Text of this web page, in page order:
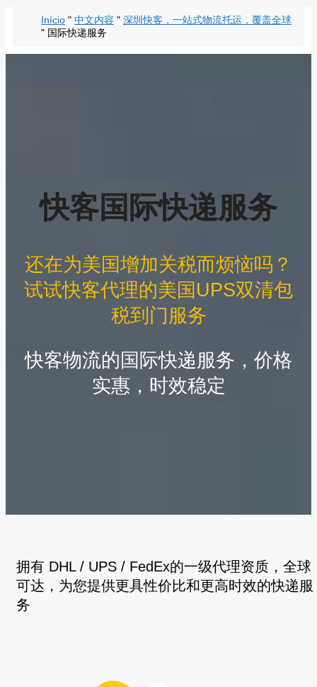
Início " 中文内容 " 深圳快客，一站式物流托运，覆盖全球
" 国际快递服务
快客国际快递服务
还在为美国增加关税而烦恼吗？
试试快客代理的美国UPS双清包
税到门服务
快客物流的国际快递服务，价格
实惠，时效稳定
拥有 DHL / UPS / FedEx的一级代理资质，全球
可达，为您提供更具性价比和更高时效的快递服
务